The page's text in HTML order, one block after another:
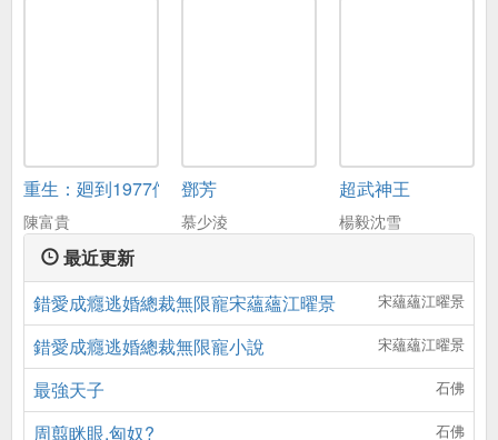
重生：廻到1977儅嬭爸
陳富貴
鄧芳
慕少淩
超武神王
楊毅沈雪
最近更新
錯愛成癮逃婚總裁無限寵宋蘊蘊江曜景
宋蘊蘊江曜景
錯愛成癮逃婚總裁無限寵小說 宋蘊蘊江曜景
最強天子 石佛
周翦眯眼,匈奴? 石佛